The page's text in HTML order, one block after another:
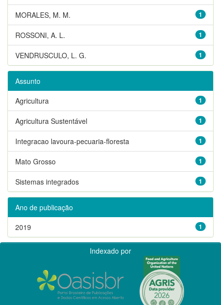
1
MORALES, M. M.
1
ROSSONI, A. L.
1
VENDRUSCULO, L. G.
Assunto
1
Agricultura
1
Agricultura Sustentável
1
Integracao lavoura-pecuaria-floresta
1
Mato Grosso
1
Sistemas integrados
Ano de publicação
1
2019
Indexado por